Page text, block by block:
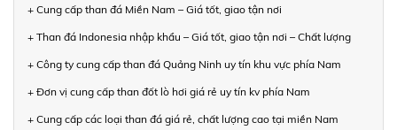
+ Cung cấp than đá Miền Nam – Giá tốt, giao tận nơi
+ Than đá Indonesia nhập khẩu – Giá tốt, giao tận nơi – Chất lượng
+ Công ty cung cấp than đá Quảng Ninh uy tín khu vực phía Nam
+ Đơn vị cung cấp than đốt lò hơi giá rẻ uy tín kv phía Nam
+ Cung cấp các loại than đá giá rẻ, chất lượng cao tại miền Nam